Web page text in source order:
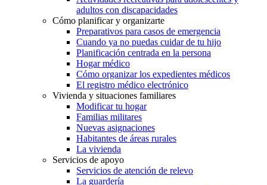
adultos con discapacidades
Cómo planificar y organizarte
Preparativos para casos de emergencia
Cuando ya no puedas cuidar de tu hijo
Planificación centrada en la persona
Hogar médico
Cómo organizar los expedientes médicos
El registro médico electrónico
Vivienda y situaciones familiares
Modificar tu hogar
Familias militares
Nuevas asignaciones
Habitantes de áreas rurales
La vivienda
Servicios de apoyo
Servicios de atención de relevo
La guardería